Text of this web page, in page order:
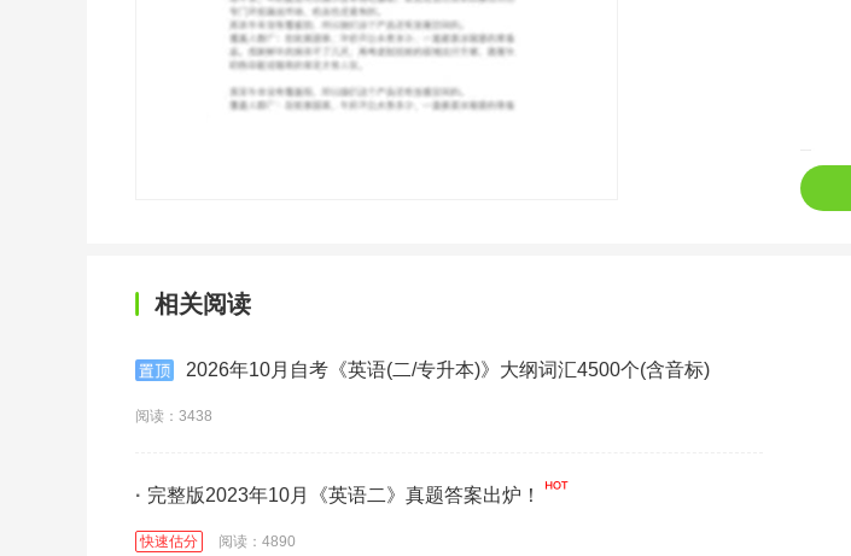
相关阅读
2026年10月自考《英语(二/专升本)》大纲词汇4500个(含音标)
阅读：3438
· 完整版2023年10月《英语二》真题答案出炉！
快速估分 阅读：4890